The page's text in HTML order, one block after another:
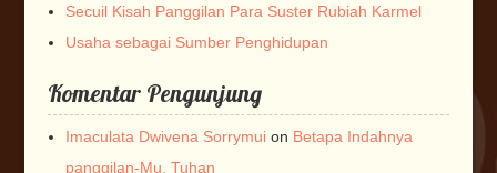
Secuil Kisah Panggilan Para Suster Rubiah Karmel
Usaha sebagai Sumber Penghidupan
Komentar Pengunjung
Imaculata Dwivena Sorrymuion Betapa Indahnya
panggilan-Mu, Tuhan